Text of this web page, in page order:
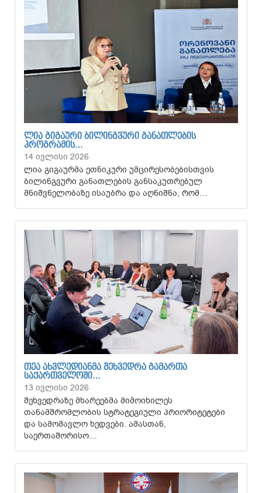
ᲚᲘᲐ ᲒᲘᲒᲐᲣᲠᲘ ᲑᲘᲚᲘᲜᲒᲕᲣᲠᲘ ᲒᲐᲜᲐᲗᲚᲔᲑᲘᲡ
ᲞᲠᲝᲒᲠᲐᲛᲘᲡ…
14 ივლისი 2026
ლია გიგაურმა ეთნიკური უმცირესობებისთვის
ბილინგვური განათლების განსაკუთრებულ
მნიშვნელობაზე ისაუბრა და აღნიშნა, რომ…
ᲗᲔᲐ ᲐᲮᲕᲚᲔᲓᲘᲐᲜᲛᲐ ᲨᲔᲮᲕᲔᲓᲠᲐ ᲒᲐᲛᲐᲠᲗᲐ
ᲡᲐᲥᲐᲠᲗᲕᲔᲚᲝᲨᲘ…
13 ივლისი 2026
შეხვედრაზე მხარეებმა მიმოიხილეს
თანამშრომლობის სტრატეგიული პრიორიტეტები
და სამომავლო ხედვები. ამასთან,
საერთაშორისო…